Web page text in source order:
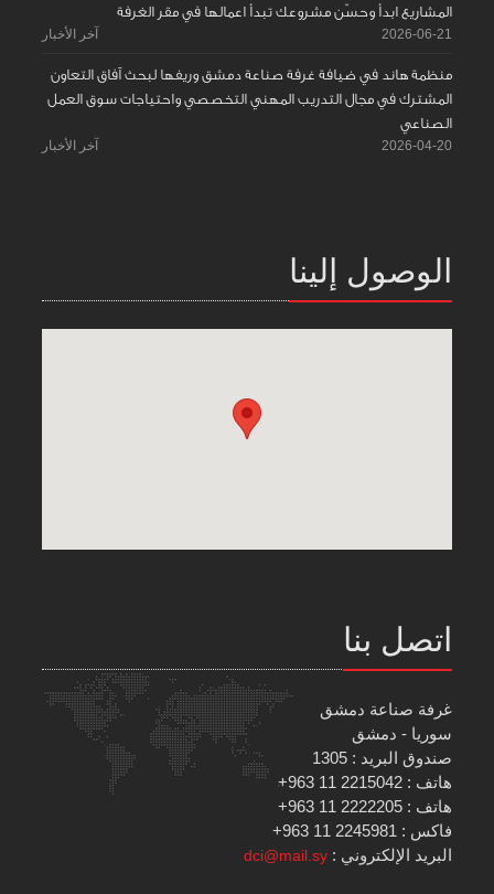
المشاريع ابدأ وحسّن مشروعك تبدأ اعمالها في مقر الغرفة
2026-06-21 آخر الأخبار
منظمة هاند في ضيافة غرفة صناعة دمشق وريفها لبحث آفاق التعاون
المشترك في مجال التدريب المهني التخصصي واحتياجات سوق العمل
الصناعي
2026-04-20 آخر الأخبار
الوصول إلينا
اتصل بنا
غرفة صناعة دمشق
سوريا - دمشق
صندوق البريد : 1305
هاتف : 2215042 11 963+
هاتف : 2222205 11 963+
فاكس : 2245981 11 963+
البريد الإلكتروني :dci@mail.sy